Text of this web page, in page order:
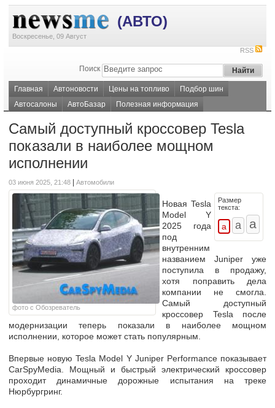
(АВТО)
Воскресенье, 09 Август
RSS
Поиск
Главная Автоновости Цены на топливо
Подбор шин
Автосалоны
АвтоБазар Полезная информация
Самый доступный кроссовер Tesla
показали в наиболее мощном
исполнении
03 июня 2025, 21:48 Автомобили
фото с Обозреватель
Размер
текста:
Новая Tesla
Model Y
2025 года
под
внутренним
названием Juniper уже
поступила в продажу,
хотя поправить дела
компании не смогла.
Самый доступный
кроссовер Tesla после
модернизации теперь показали в наиболее мощном
исполнении, которое может стать популярным.
Впервые новую Tesla Model Y Juniper Performance показывает
CarSpyMedia. Мощный и быстрый электрический кроссовер
проходит динамичные дорожные испытания на треке
Нюрбургринг.